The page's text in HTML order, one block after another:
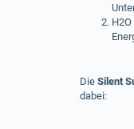
Die Silent
dabei: